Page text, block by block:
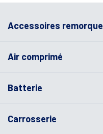
Accessoires remorque
Air comprimé
Batterie
Carrosserie